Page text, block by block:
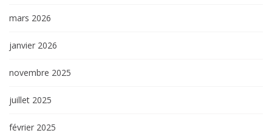
mars 2026
janvier 2026
novembre 2025
juillet 2025
février 2025